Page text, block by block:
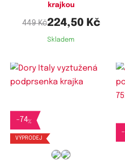
krajkou
449 Kč224,50 Kč
Skladem
-74%
VÝPRODEJ
-